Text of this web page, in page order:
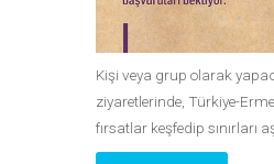
Kişi veya grup olarak
ziyaretlerinde, Türkiye-
fırsatlar keşfedip sınırları